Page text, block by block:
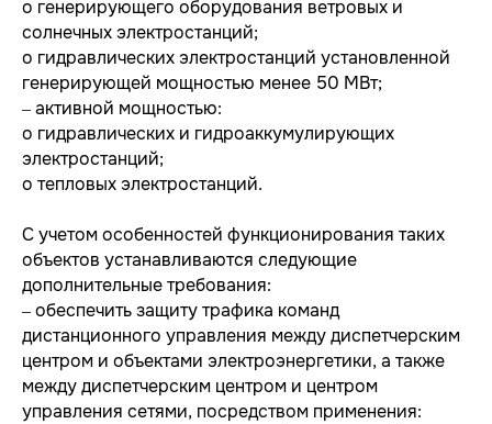
o генерирующего оборудования ветровых и
солнечных электростанций;
o гидравлических электростанций установленной
генерирующей мощностью менее 50 МВт;
‒ активной мощностью:
o гидравлических и гидроаккумулирующих
электростанций;
o тепловых электростанций.
С учетом особенностей функционирования таких
объектов устанавливаются следующие
дополнительные требования:
‒ обеспечить защиту трафика команд
дистанционного управления между диспетчерским
центром и объектами электроэнергетики, а также
между диспетчерским центром и центром
управления сетями, посредством применения: